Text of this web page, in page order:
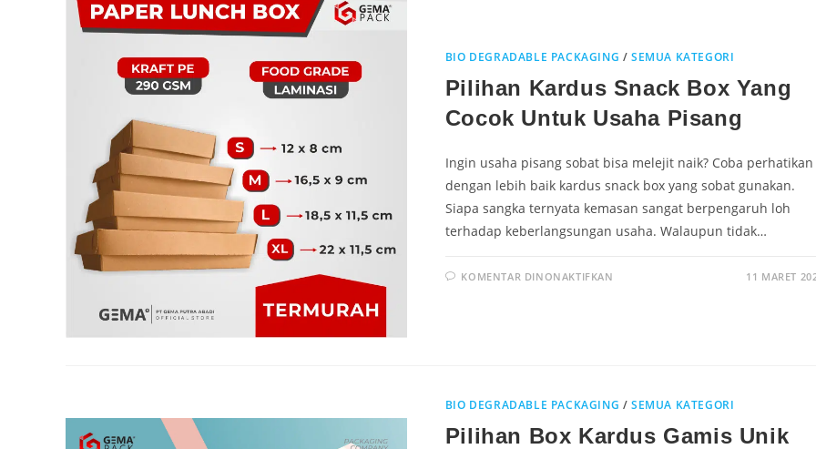
BIO DEGRADABLE PACKAGING /SEMUA KATEGORI
Pilihan Kardus Snack Box Yang
Cocok Untuk Usaha Pisang
Ingin usaha pisang sobat bisa melejit naik? Coba perhatikan
dengan lebih baik kardus snack box yang sobat gunakan.
Siapa sangka ternyata kemasan sangat berpengaruh loh
terhadap keberlangsungan usaha. Walaupun tidak…
KOMENTAR DINONAKTIFKAN 11 MARET
BIO DEGRADABLE PACKAGING /SEMUA KATEGORI
Pilihan Box Kardus Gamis Unik